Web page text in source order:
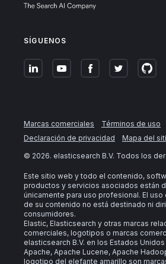
SÍGUENOS
Marcas comerciales
Términos de uso
Declaración de privacidad
Mapa del
© 2026. elasticsearch B.V. Todos los
Este sitio web y todo el contenido,
productos y servicios asociados están
únicamente para uso profesional. El
de su contenido no está destinado ni
consumidores.
Elastic, Elasticsearch y otras marcas
comerciales, logotipos o marcas
elasticsearch B.V. en los Estados
Apache, Apache Lucene, Apache
logotipo del elefante amarillo son